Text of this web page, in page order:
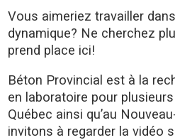
Vous aimeriez travailler
dynamique? Ne cherchez
prend place ici!
Béton Provincial est à la
en laboratoire pour
Québec ainsi qu’au
invitons à regarder la vidéo